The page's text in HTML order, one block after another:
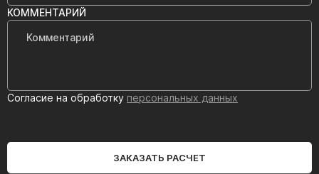
КОММЕНТАРИЙ
Согласие на обработку персональных данных
ЗАКАЗАТЬ РАСЧЕТ